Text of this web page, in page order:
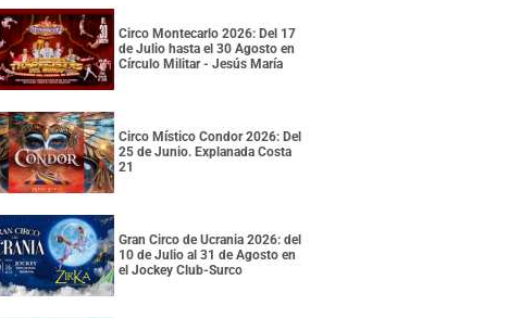
Circo Montecarlo 2026: Del 17
de Julio hasta el 30 Agosto en
Círculo Militar - Jesús María
Circo Místico Condor 2026: Del
25 de Junio. Explanada Costa
21
Gran Circo de Ucrania 2026: del
10 de Julio al 31 de Agosto en
el Jockey Club-Surco